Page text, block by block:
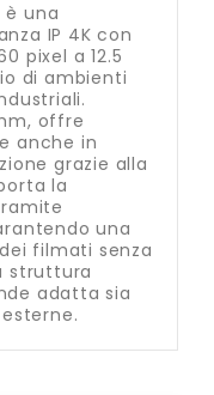
è una
IP 4K con
pixel a 12.5
di ambienti
offre
anche in
grazie alla
la
una
filmati senza
struttura
adatta sia